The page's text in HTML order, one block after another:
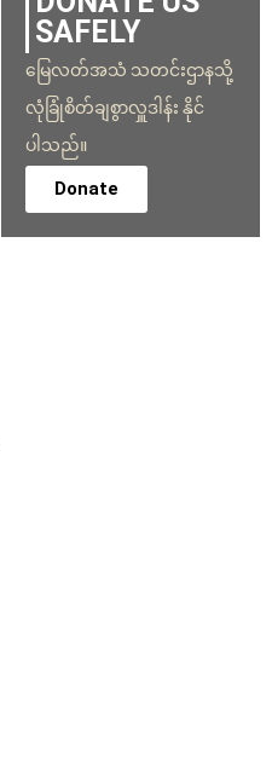
SAFELY
မြေလတ်အသံ သတင်းဌာနသို့
လုံခြုံစိတ်ချစွာလှူဒါန်း နိုင်
ပါသည်။
Donate